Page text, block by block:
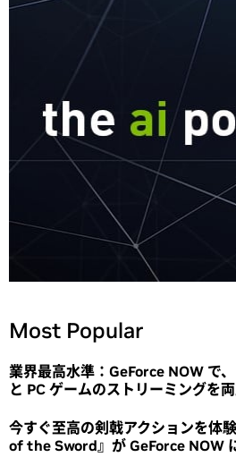
Most Popular
業界最高水準：GeForce NOW で
と PC ゲームのストリーミングを
今すぐ至高の剣戟アクションを体
of the Sword』が GeForce NOW